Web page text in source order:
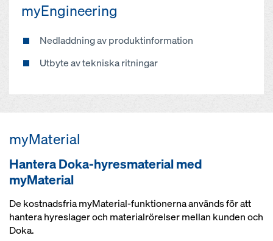
myEngineering
Nedladdning av produktinformation
Utbyte av tekniska ritningar
myMaterial
Hantera Doka-hyresmaterial med
myMaterial
De kostnadsfria myMaterial-funktionerna används för att
hantera hyreslager och materialrörelser mellan kunden och
Doka.